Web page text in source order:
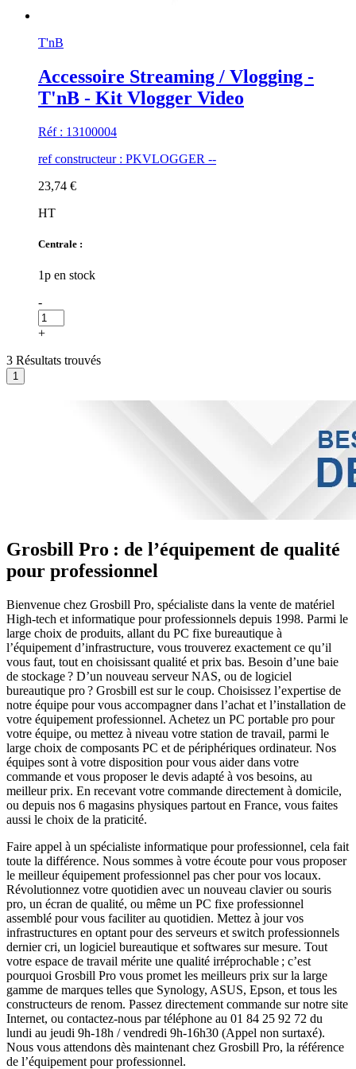
T'nB
Accessoire Streaming / Vlogging -
T'nB - Kit Vlogger Video
Réf : 13100004
ref constructeur : PKVLOGGER --
23,74 €
HT
Centrale :
1p en stock
-
+
3 Résultats trouvés
Grosbill Pro : de l’équipement de qualité
pour professionnel
Bienvenue chez Grosbill Pro, spécialiste dans la vente de matériel
High-tech et informatique pour professionnels depuis 1998. Parmi le
large choix de produits, allant du PC fixe bureautique à
l’équipement d’infrastructure, vous trouverez exactement ce qu’il
vous faut, tout en choisissant qualité et prix bas. Besoin d’une baie
de stockage ? D’un nouveau serveur NAS, ou de logiciel
bureautique pro ? Grosbill est sur le coup. Choisissez l’expertise de
notre équipe pour vous accompagner dans l’achat et l’installation de
votre équipement professionnel. Achetez un PC portable pro pour
votre équipe, ou mettez à niveau votre station de travail, parmi le
large choix de composants PC et de périphériques ordinateur. Nos
équipes sont à votre disposition pour vous aider dans votre
commande et vous proposer le devis adapté à vos besoins, au
meilleur prix. En recevant votre commande directement à domicile,
ou depuis nos 6 magasins physiques partout en France, vous faites
aussi le choix de la praticité.
Faire appel à un spécialiste informatique pour professionnel, cela fait
toute la différence. Nous sommes à votre écoute pour vous proposer
le meilleur équipement professionnel pas cher pour vos locaux.
Révolutionnez votre quotidien avec un nouveau clavier ou souris
pro, un écran de qualité, ou même un PC fixe professionnel
assemblé pour vous faciliter au quotidien. Mettez à jour vos
infrastructures en optant pour des serveurs et switch professionnels
dernier cri, un logiciel bureautique et softwares sur mesure. Tout
votre espace de travail mérite une qualité irréprochable ; c’est
pourquoi Grosbill Pro vous promet les meilleurs prix sur la large
gamme de marques telles que Synology, ASUS, Epson, et tous les
constructeurs de renom. Passez directement commande sur notre site
Internet, ou contactez-nous par téléphone au 01 84 25 92 72 du
lundi au jeudi 9h-18h / vendredi 9h-16h30 (Appel non surtaxé).
Nous vous attendons dès maintenant chez Grosbill Pro, la référence
de l’équipement pour professionnel.